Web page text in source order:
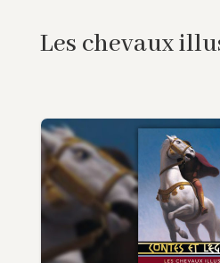
Les chevaux